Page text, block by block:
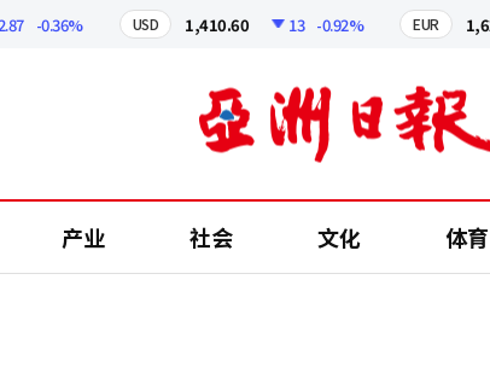
-0.36% USD 1,410.60 13 -0.92% EUR
产业 社会 文化 体育